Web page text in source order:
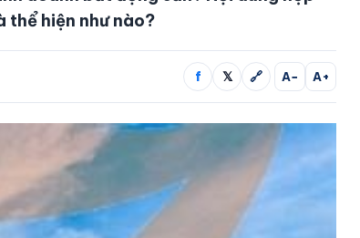
thể hiện như nào?
f 𝕏 🔗 A− A+